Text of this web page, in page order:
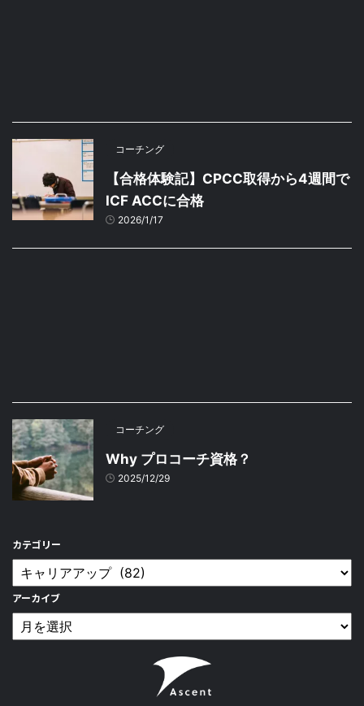
コーチング
【合格体験記】CPCC取得から4週間で
ICF ACCに合格
2026/1/17
コーチング
Why プロコーチ資格？
2025/12/29
カテゴリー
アーカイブ